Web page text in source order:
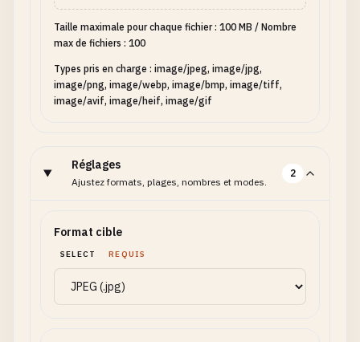
Taille maximale pour chaque fichier : 100 MB / Nombre
max de fichiers : 100
Types pris en charge : image/jpeg, image/jpg,
image/png, image/webp, image/bmp, image/tiff,
image/avif, image/heif, image/gif
Réglages
Ajustez formats, plages, nombres et modes.
2
Format cible
SELECT REQUIS